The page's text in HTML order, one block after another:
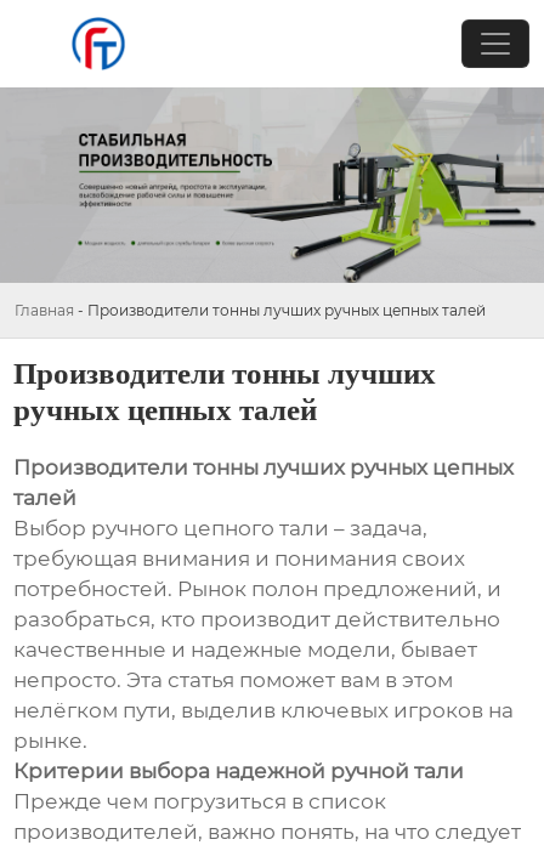
Главная - Производители тонны лучших ручных цепных талей
Производители тонны лучших
ручных цепных талей
Производители тонны лучших ручных цепных
талей
Выбор ручного цепного тали – задача,
требующая внимания и понимания своих
потребностей. Рынок полон предложений, и
разобраться, кто производит действительно
качественные и надежные модели, бывает
непросто. Эта статья поможет вам в этом
нелёгком пути, выделив ключевых игроков на
рынке.
Критерии выбора надежной ручной тали
Прежде чем погрузиться в список
производителей, важно понять, на что следует